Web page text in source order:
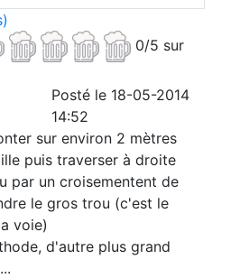
0/5 sur
Posté le 18-05-2014
14:52
sur environ 2 mètres
puis traverser à droite
par un croisementent de
le gros trou (c'est le
voie)
d'autre plus grand